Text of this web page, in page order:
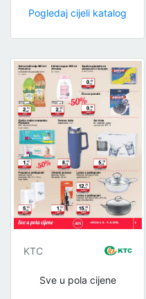
Pogledaj cijeli katalog
KTC
Sve u pola cijene